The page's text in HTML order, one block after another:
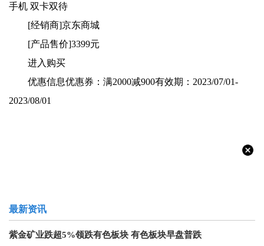
手机 双卡双待
[经销商]京东商城
[产品售价]3399元
进入购买
优惠信息优惠券： 满2000减900有效期： 2023/07/01-
2023/08/01
最新资讯
紫金矿业跌超5%领跌有色板块 有色板块早盘普跌